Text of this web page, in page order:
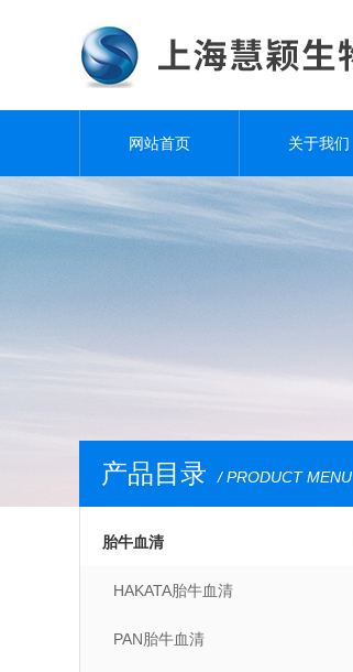
网站首页 关于我们
产品目录 / PRODUCT MENU
胎牛血清
HAKATA胎牛血清
PAN胎牛血清